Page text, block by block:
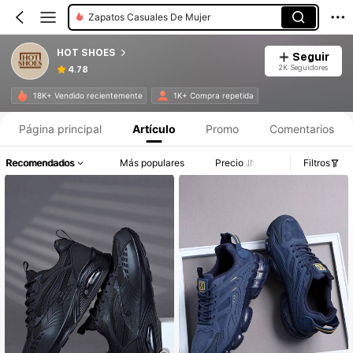
Zapatos Deportivos Para Hombre
HOT SHOES
4.78
Seguir
2K Seguidores
18K+ Vendido recientemente 1K+ Compra repetida
Página principal Artículo Promo Comentarios
Recomendados Más populares Precio Filtros